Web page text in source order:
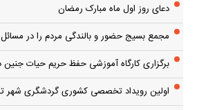
دعای روز اول ماه مبارک رمضان
مجمع بسیج حضور و بالندگی مردم را در
برگزاری کارگاه آموزشی حفظ حریم حیات
اولین رویداد تخصصی کشوری گردشگری شهر